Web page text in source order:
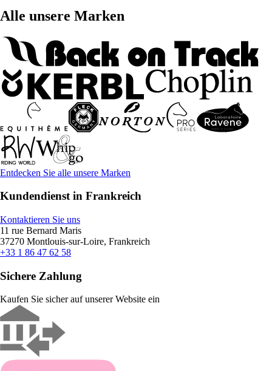
Alle unsere Marken
Entdecken Sie alle unsere Marken
Kundendienst in Frankreich
Kontaktieren Sie uns
11 rue Bernard Maris
37270 Montlouis-sur-Loire, Frankreich
+33 1 86 47 62 58
Sichere Zahlung
Kaufen Sie sicher auf unserer Website ein